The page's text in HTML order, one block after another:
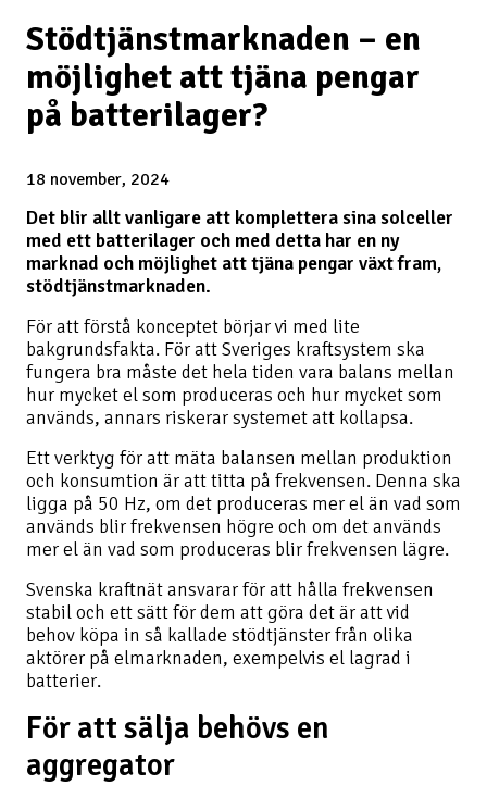
Stödtjänstmarknaden – en
möjlighet att tjäna pengar
på batterilager?
18 november, 2024
Det blir allt vanligare att komplettera sina solceller
med ett batterilager och med detta har en ny
marknad och möjlighet att tjäna pengar växt fram,
stödtjänstmarknaden.
För att förstå konceptet börjar vi med lite
bakgrundsfakta. För att Sveriges kraftsystem ska
fungera bra måste det hela tiden vara balans mellan
hur mycket el som produceras och hur mycket som
används, annars riskerar systemet att kollapsa.
Ett verktyg för att mäta balansen mellan produktion
och konsumtion är att titta på frekvensen. Denna ska
ligga på 50 Hz, om det produceras mer el än vad som
används blir frekvensen högre och om det används
mer el än vad som produceras blir frekvensen lägre.
Svenska kraftnät ansvarar för att hålla frekvensen
stabil och ett sätt för dem att göra det är att vid
behov köpa in så kallade stödtjänster från olika
aktörer på elmarknaden, exempelvis el lagrad i
batterier.
För att sälja behövs en
aggregator